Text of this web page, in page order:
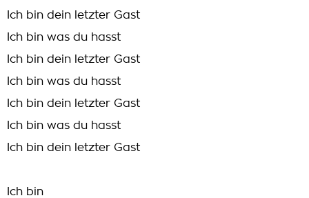
Ich bin dein letzter Gast
Ich bin was du hasst
Ich bin dein letzter Gast
Ich bin was du hasst
Ich bin dein letzter Gast
Ich bin was du hasst
Ich bin dein letzter Gast
Ich bin